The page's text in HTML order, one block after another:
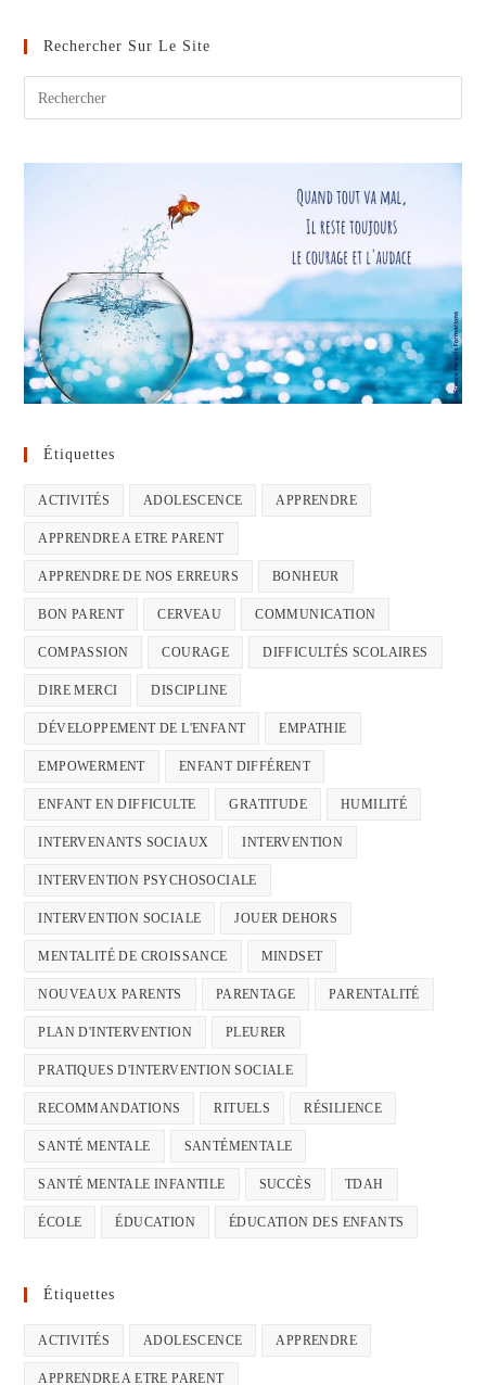
Pour
Intervenants
Rechercher Sur Le Site
Étiquettes
ACTIVITÉS ADOLESCENCE APPRENDRE
APPRENDRE A ETRE PARENT
APPRENDRE DE NOS ERREURS BONHEUR
BON PARENT CERVEAU COMMUNICATION
COMPASSION COURAGE DIFFICULTÉS SCOLAIRES
DIRE MERCI DISCIPLINE
DÉVELOPPEMENT DE L'ENFANT EMPATHIE
EMPOWERMENT ENFANT DIFFÉRENT
ENFANT EN DIFFICULTE GRATITUDE HUMILITÉ
INTERVENANTS SOCIAUX INTERVENTION
INTERVENTION PSYCHOSOCIALE
INTERVENTION SOCIALE JOUER DEHORS
MENTALITÉ DE CROISSANCE MINDSET
NOUVEAUX PARENTS PARENTAGE PARENTALITÉ
PLAN D'INTERVENTION PLEURER
PRATIQUES D'INTERVENTION SOCIALE
RECOMMANDATIONS RITUELS RÉSILIENCE
SANTÉ MENTALE SANTÉMENTALE
SANTÉ MENTALE INFANTILE SUCCÈS TDAH
ÉCOLE ÉDUCATION ÉDUCATION DES ENFANTS
Étiquettes
ACTIVITÉS ADOLESCENCE APPRENDRE
APPRENDRE A ETRE PARENT